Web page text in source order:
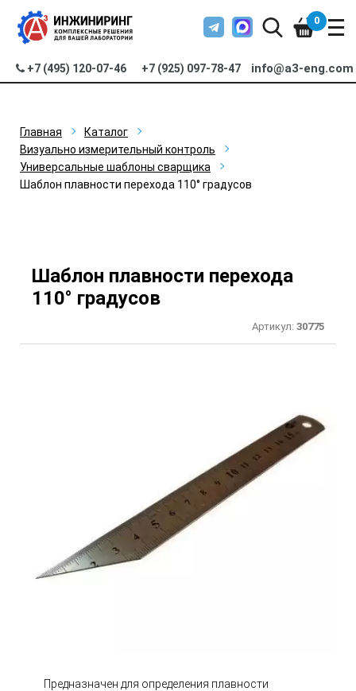
+7 (495) 120-07-46 +7 (925) 097-78-47 info@a3-eng.com
0
Главная
Каталог
Визуально измерительный контроль
Универсальные шаблоны сварщика
Шаблон плавности перехода 110° градусов
Шаблон плавности перехода
110° градусов
Артикул: 30775
Предназначен для определения плавности